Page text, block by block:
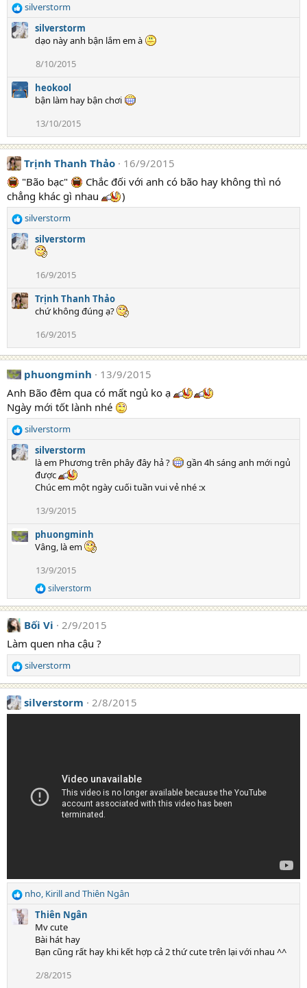
n
:
R
e
a
o
n
silverstorm
silverstorm
dạo này anh bận lắm em à
8/10/2015
heokool
bận làm hay bận chơi
13/10/2015
Trịnh Thanh Thảo
16/9/2015
"Bão bạc"
Chắc đối với anh có bão hay không thì nó
chẳng khác gì nhau
)
R
e
a
o
n
silverstorm
silverstorm
16/9/2015
Trịnh Thanh Thảo
chứ không đúng ạ?
16/9/2015
phuongminh
13/9/2015
Anh Bão đêm qua có mất ngủ ko ạ
Ngày mới tốt lành nhé
R
e
a
s
:
silverstorm
silverstorm
là em Phương trên phây đây hả ?
gần 4h sáng anh mới ngủ
được
Chúc em một ngày cuối tuần vui vẻ nhé :x
13/9/2015
phuongminh
Vâng, là em
13/9/2015
R
e
a
c
i
n
s
:
silverstorm
Bối Vi
2/9/2015
Làm quen nha cậu ?
R
e
a
c
silverstorm
silverstorm 2/8/2015
R
e
nho, Kirilland Thiên Ngân
Thiên Ngân
Mv cute
Bài hát hay
Bạn cũng rất hay khi kết hợp cả 2 thứ cute trên lại với nhau ^^
2/8/2015